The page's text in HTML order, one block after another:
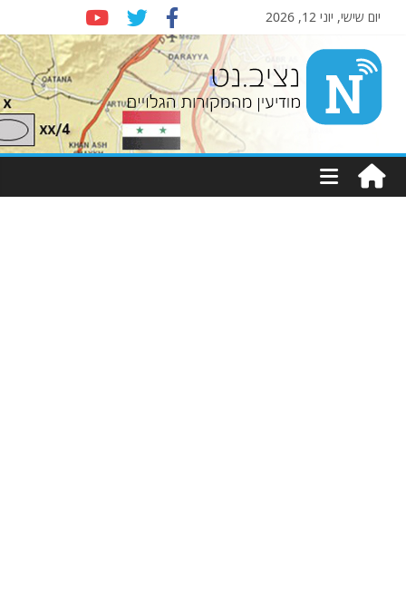
יום שישי, יוני 12, 2026
Nziv.net
מודיעין
מהמקורות